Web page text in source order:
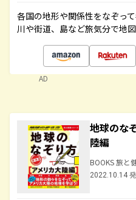
各国の地形や関係性をなぞっ
川や街道、島など旅気分で地
AD
地球のな
陸編
BOOKS 旅と
2022.10.14